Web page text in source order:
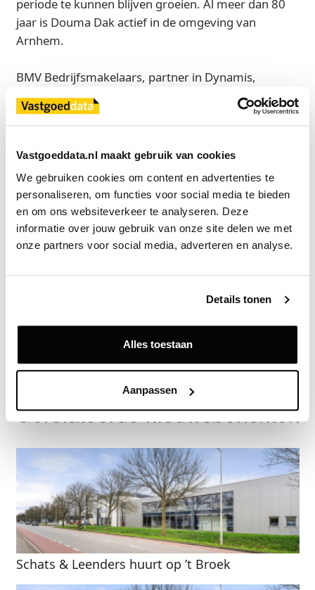
Vastgoeddata.nl maakt gebruik van cookies
We gebruiken cookies om content en advertenties te
personaliseren, om functies voor social media te bieden
en om ons websiteverkeer te analyseren. Deze
informatie over jouw gebruik van onze site delen we met
onze partners voor social media, adverteren en analyse.
Details tonen
Alles toestaan
Aanpassen
periode te kunnen blijven groeien. Al meer dan 80
jaar is Douma Dak actief in de omgeving van
Arnhem.
BMV Bedrijfsmakelaars, partner in Dynamis,
adviseerde de verhuurder, een particuliere belegger,
bij de totstandkoming van deze transactie.
Bron
BMV Bedrijfsmakelaars, partner in Dynamis
Exclusief voor licentiehouders
Terug
Gerelateerde nieuwsberichten
Schats & Leenders huurt op ’t Broek